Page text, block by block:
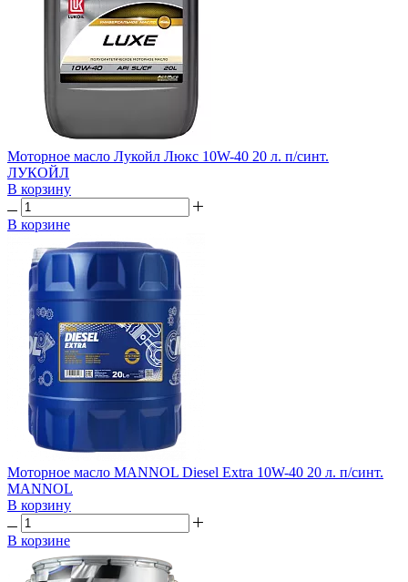
Моторное масло Лукойл Люкс 10W-40 20 л. п/синт.
ЛУКОЙЛ
В корзину
В корзине
Моторное масло MANNOL Diesel Extra 10W-40 20 л. п/синт.
MANNOL
В корзину
В корзине